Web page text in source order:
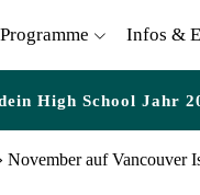
Programme Infos &
High School Jahr
November auf Vancouver